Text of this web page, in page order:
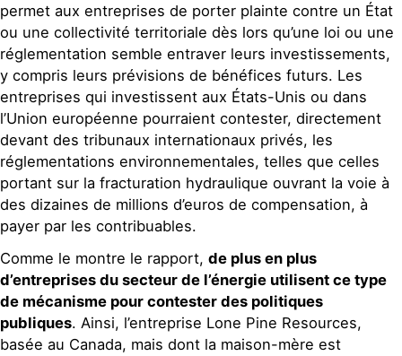
permet aux entreprises de porter plainte contre un État
ou une collectivité territoriale dès lors qu’une loi ou une
réglementation semble entraver leurs investissements,
y compris leurs prévisions de bénéfices futurs. Les
entreprises qui investissent aux États-Unis ou dans
l’Union européenne pourraient contester, directement
devant des tribunaux internationaux privés, les
réglementations environnementales, telles que celles
portant sur la fracturation hydraulique ouvrant la voie à
des dizaines de millions d’euros de compensation, à
payer par les contribuables.
Comme le montre le rapport, de plus en plus
d’entreprises du secteur de l’énergie utilisent ce type
de mécanisme pour contester des politiques
publiques. Ainsi, l’entreprise Lone Pine Resources,
basée au Canada, mais dont la maison-mère est